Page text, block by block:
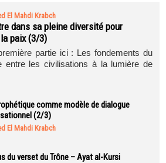
El Mahdi Krabch
dans sa pleine diversité pour
paix (3/3)
partie ici : Les fondements du
entre les civilisations à la lumière de
comme modèle de dialogue
(2/3)
El Mahdi Krabch
du verset du Trône – Ayat al-Kursi